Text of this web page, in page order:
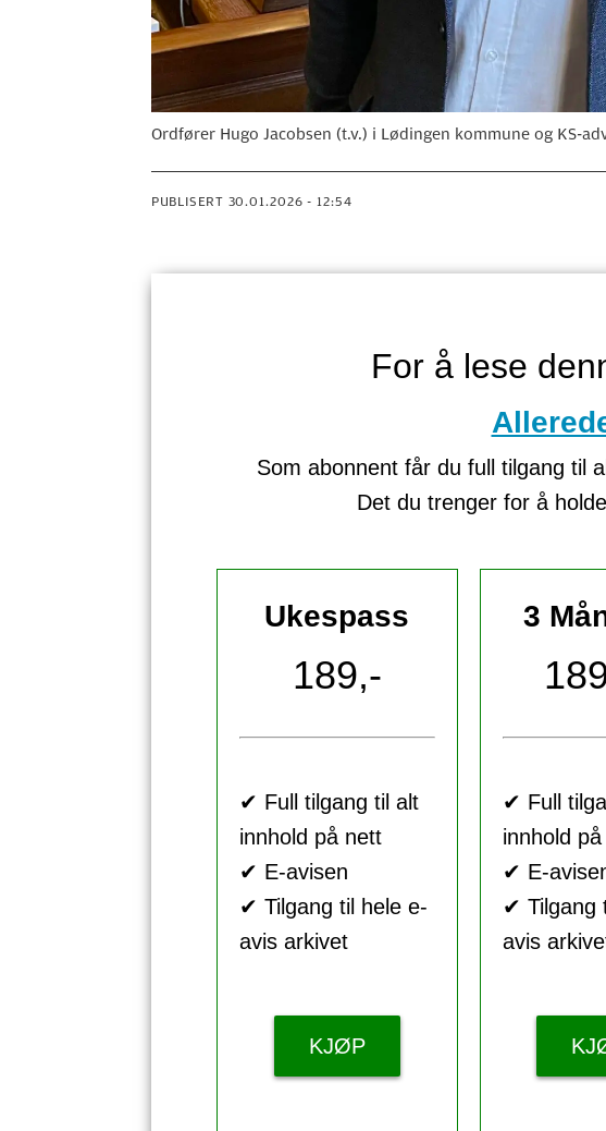
Ordfører Hugo Jacobsen (t.v.) i Lødingen kommune og KS-
PUBLISERT 30.01.2026 - 12:54
For å lese
Som abonnent får du full tilgang til
Det du trenger for å
Ukespass
189,-
✔ Full tilgang til alt
innhold på nett
✔ E-avisen
✔ Tilgang til hele e-
avis arkivet
KJØP
3
✔ Full
innhold
✔ E-
✔ Tilgang
avis